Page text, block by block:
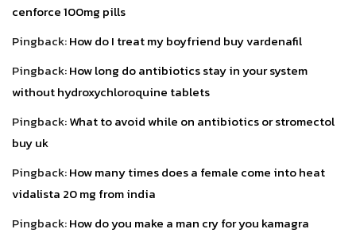
cenforce 100mg pills
Pingback:How do I treat my boyfriend buy vardenafil
Pingback:How long do antibiotics stay in your system
without hydroxychloroquine tablets
Pingback:What to avoid while on antibiotics or stromectol
buy uk
Pingback:How many times does a female come into heat
vidalista 20 mg from india
Pingback:How do you make a man cry for you kamagra